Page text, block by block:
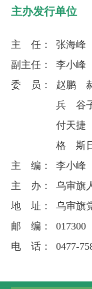
主办发行单位
主 任：
张海峰
副主任：
李小峰
委 员：
赵鹏
兵 谷
付天
格 斯
主 编：
李小峰
主 办：
乌审旗
地 址：
乌审旗
邮 编：
017300
电 话：
0477-